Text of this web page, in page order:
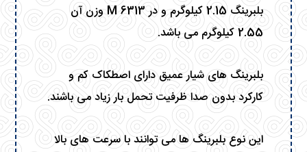
بلبرینگ 2.15 کیلوگرم و در 6313 M وزن آن
2.55 کیلوگرم می باشد.
بلبرینگ های شیار عمیق دارای اصطکاک کم و
کارکرد بدون صدا ظرفیت تحمل بار زیاد می باشند.
این نوع بلبرینگ ها می توانند با سرعت های بالا